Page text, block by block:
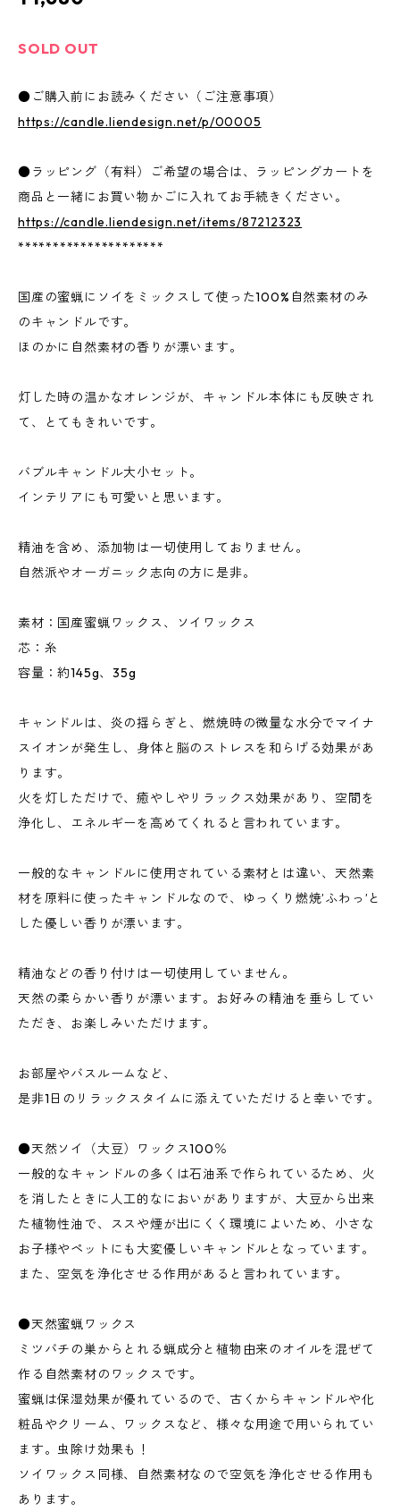
SOLD OUT
●ご購入前にお読みください（ご注意事項）
https://candle.liendesign.net/p/00005
●ラッピング（有料）ご希望の場合は、ラッピングカートを
商品と一緒にお買い物かごに入れてお手続きください。
https://candle.liendesign.net/items/87212323
*********************
国産の蜜蝋にソイをミックスして使った100%自然素材のみ
のキャンドルです。
ほのかに自然素材の香りが漂います。
灯した時の温かなオレンジが、キャンドル本体にも反映され
て、とてもきれいです。
バブルキャンドル大小セット。
インテリアにも可愛いと思います。
精油を含め、添加物は一切使用しておりません。
自然派やオーガニック志向の方に是非。
素材：国産蜜蝋ワックス、ソイワックス
芯：糸
容量：約145g、35g
キャンドルは、炎の揺らぎと、燃焼時の微量な水分でマイナ
スイオンが発生し、身体と脳のストレスを和らげる効果があ
ります。
火を灯しただけで、癒やしやリラックス効果があり、空間を
浄化し、エネルギーを高めてくれると言われています。
一般的なキャンドルに使用されている素材とは違い、天然素
材を原料に使ったキャンドルなので、ゆっくり燃焼’ふわっ’と
した優しい香りが漂います。
精油などの香り付けは一切使用していません。
天然の柔らかい香りが漂います。お好みの精油を垂らしてい
ただき、お楽しみいただけます。
お部屋やバスルームなど、
是非1日のリラックスタイムに添えていただけると幸いです。
●天然ソイ（大豆）ワックス100％
一般的なキャンドルの多くは石油系で作られているため、火
を消したときに人工的なにおいがありますが、大豆から出来
た植物性油で、ススや煙が出にくく環境によいため、小さな
お子様やペットにも大変優しいキャンドルとなっています。
また、空気を浄化させる作用があると言われています。
●天然蜜蝋ワックス
ミツバチの巣からとれる蝋成分と植物由来のオイルを混ぜて
作る自然素材のワックスです。
蜜蝋は保湿効果が優れているので、古くからキャンドルや化
粧品やクリーム、ワックスなど、様々な用途で用いられてい
ます。虫除け効果も！
ソイワックス同様、自然素材なので空気を浄化させる作用も
あります。